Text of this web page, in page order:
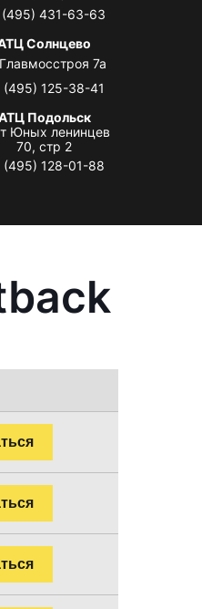
(495) 431-63-63
Солнцево
7а
(495) 125-38-41
Подольск
Юных ленинцев
70, стр 2
(495) 128-01-88